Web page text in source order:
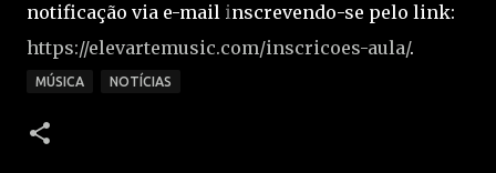
notificação via e-mail inscrevendo-se pelo link:
https://elevartemusic.com/inscricoes-aula/.
MÚSICA NOTÍCIAS